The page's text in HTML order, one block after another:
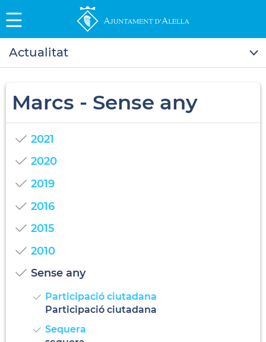
Actualitat
Marcs - Sense any
2021
2020
2019
2016
2015
2010
Sense any
Participació ciutadana
Participació ciutadana
Sequera